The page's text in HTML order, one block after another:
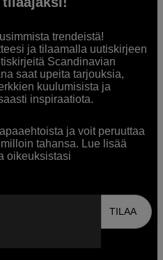
trendeistä!
ja tilaamalla uutiskirjeen
Scandinavian
saat upeita tarjouksia,
kuulumisista ja
inspiraatiota.
ja voit peruuttaa
tahansa. Lue lisää
oikeuksistasi
TILAA